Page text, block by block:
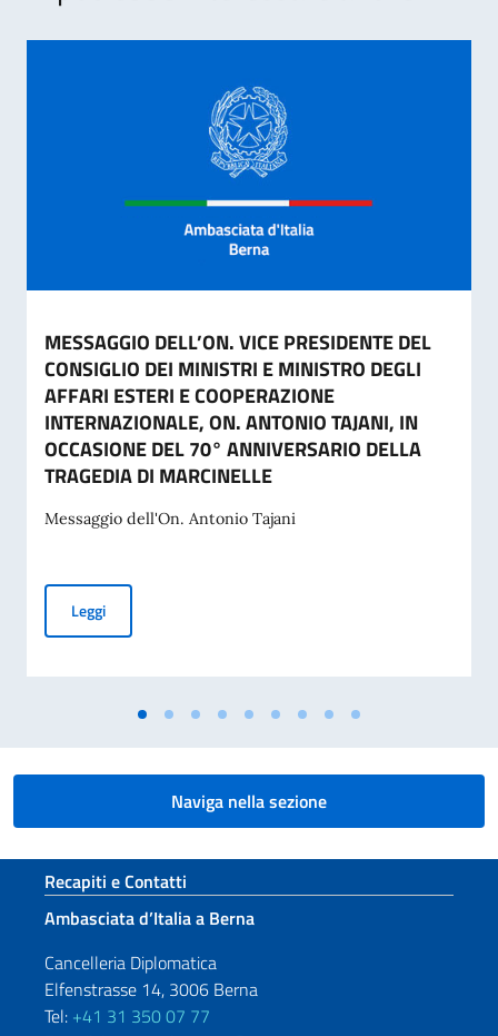
MESSAGGIO DELL’ON. VICE PRESIDENTE DEL
CONSIGLIO DEI MINISTRI E MINISTRO DEGLI
AFFARI ESTERI E COOPERAZIONE
INTERNAZIONALE, ON. ANTONIO TAJANI, IN
OCCASIONE DEL 70° ANNIVERSARIO DELLA
TRAGEDIA DI MARCINELLE
Messaggio dell'On. Antonio Tajani
LeggiMESSAGGIO DELL’ON. VICE PRESIDENTE DEL
Naviga nella sezione
Sezione footer
Recapiti e Contatti
Ambasciata d’Italia a Berna
Cancelleria Diplomatica
Elfenstrasse 14, 3006 Berna
Tel: +41 31 350 07 77